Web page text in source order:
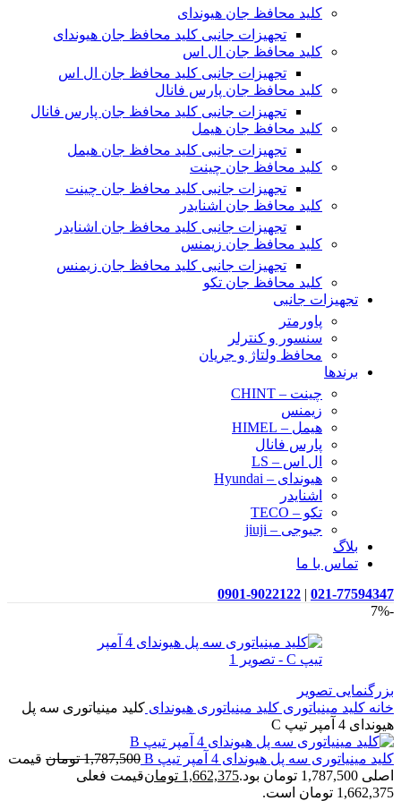
کلید محافظ جان هیوندای
تجهیزات جانبی کلید محافظ جان هیوندای
کلید محافظ جان ال اس
تجهیزات جانبی کلید محافظ جان ال اس
کلید محافظ جان پارس فانال
تجهیزات جانبی کلید محافظ جان پارس فانال
کلید محافظ جان هیمل
تجهیزات جانبی کلید محافظ جان هیمل
کلید محافظ جان چینت
تجهیزات جانبی کلید محافظ جان چینت
کلید محافظ جان اشنایدر
تجهیزات جانبی کلید محافظ جان اشنایدر
کلید محافظ جان زیمنس
تجهیزات جانبی کلید محافظ جان زیمنس
کلید محافظ جان تکو
تجهیزات جانبی
پاورمتر
سنسور و کنترلر
محافظ ولتاژ و‌ جریان
برندها
چینت – CHINT
زیمنس
هیمل – HIMEL
پارس فانال
ال اس – LS
هیوندای – Hyundai
اشنایدر
تکو – TECO
جیوجی – jiuji
بلاگ
تماس با ما
021-77594347
|
0901-9022122
-7%
بزرگنمایی تصویر
خانه کلید مینیاتوری کلید مینیاتوری هیوندای کلید مینیاتوری سه پل
هیوندای 4 آمپر تیپ C
کلید مینیاتوری سه پل هیوندای 4 آمپر تیپ B 1,787,500 تومان قیمت
اصلی 1,787,500 تومان بود.
1,662,375 تومانقیمت فعلی
1,662,375 تومان است.